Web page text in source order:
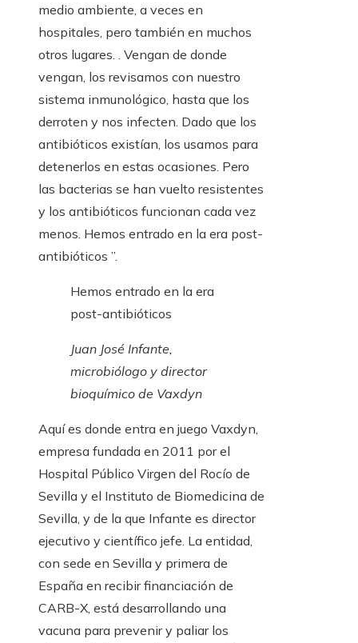
medio ambiente, a veces en
hospitales, pero también en muchos
otros lugares. . Vengan de donde
vengan, los revisamos con nuestro
sistema inmunológico, hasta que los
derroten y nos infecten. Dado que los
antibióticos existían, los usamos para
detenerlos en estas ocasiones. Pero
las bacterias se han vuelto resistentes
y los antibióticos funcionan cada vez
menos. Hemos entrado en la era post-
antibióticos ”.
Hemos entrado en la era
post-antibióticos
Juan José Infante,
microbiólogo y director
bioquímico de Vaxdyn
Aquí es donde entra en juego Vaxdyn,
empresa fundada en 2011 por el
Hospital Público Virgen del Rocío de
Sevilla y el Instituto de Biomedicina de
Sevilla, y de la que Infante es director
ejecutivo y científico jefe. La entidad,
con sede en Sevilla y primera de
España en recibir financiación de
CARB-X, está desarrollando una
vacuna para prevenir y paliar los